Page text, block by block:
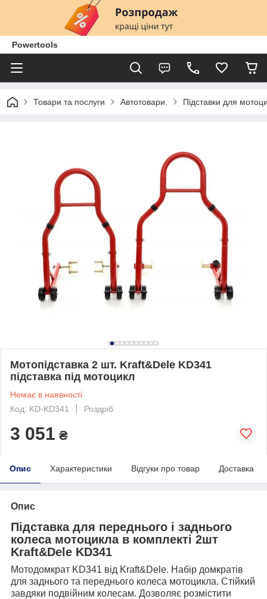
Powertools
Товари та послуги Автотовари. Підставки для
Мотопідставка 2 шт. Kraft&Dele KD341
підставка під мотоцикл
Немає в наявності
Код: KD-KD341
Роздріб
3 051 ₴
Опис Характеристики Відгуки про товар Доставка
Опис
Підставка для переднього і заднього
колеса мотоцикла в комплекті 2шт
Kraft&Dele KD341
Мотодомкрат KD341 від Kraft&Dele. Набір домкратів
для заднього та переднього колеса мотоцикла. Стійкий
завдяки подвійним колесам. Дозволяє розмістити